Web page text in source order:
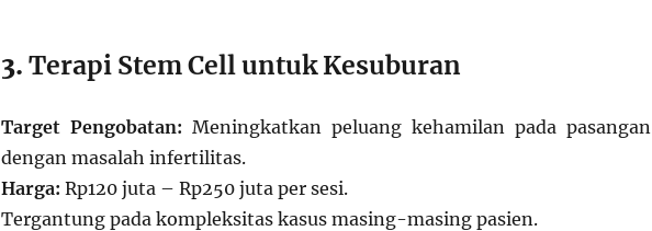
3. Terapi Stem Cell untuk Kesuburan
Target Pengobatan: Meningkatkan peluang kehamilan pada pasangan
dengan masalah infertilitas.
Harga: Rp120 juta – Rp250 juta per sesi.
Tergantung pada kompleksitas kasus masing-masing pasien.